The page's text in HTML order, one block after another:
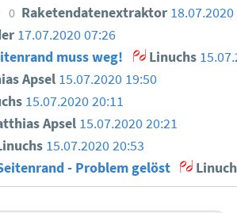
0 Raketendatenextraktor
17.07.2020 07:26
muss weg! Linuchs
Apsel 15.07.2020 19:50
15.07.2020 20:11
Apsel 15.07.2020 20:21
15.07.2020 20:53
- Problem gelöst